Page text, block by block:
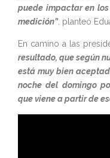
puede impactar en
medición”, planteó
En camino a las
resultado, que según
está muy bien
noche del domingo
que viene a partir de